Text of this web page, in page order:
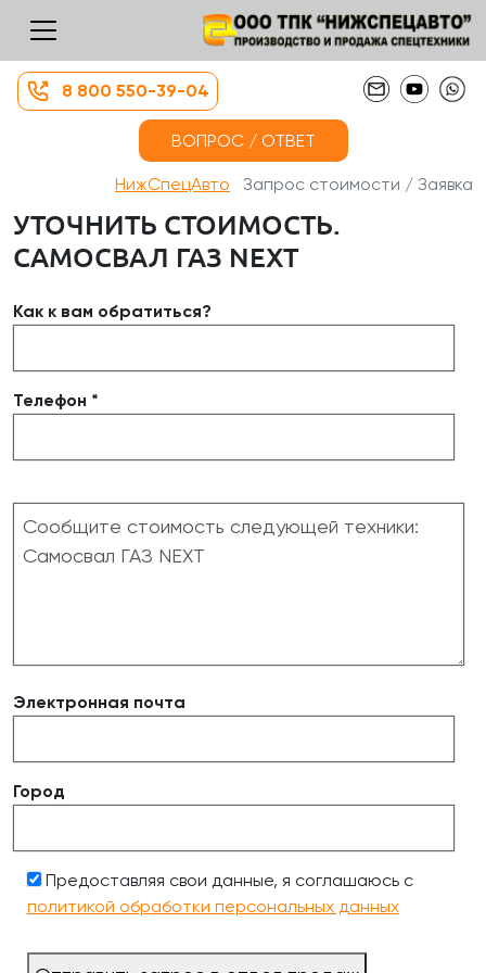
8 800 550-39-04
ВОПРОС / ОТВЕТ
НижСпецАвто Запрос стоимости / Заявка
УТОЧНИТЬ СТОИМОСТЬ.
САМОСВАЛ ГАЗ NEXT
Как к вам обратиться?
Телефон *
Электронная почта
Город
Предоставляя свои данные, я соглашаюсь с
политикой обработки персональных данных